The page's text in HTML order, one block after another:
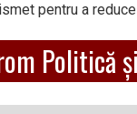
pentru a
Politică